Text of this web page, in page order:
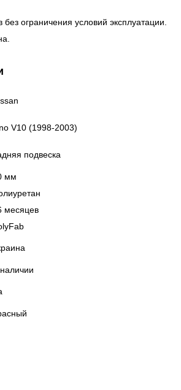
ограничения условий эксплуатации.
V10 (1998-2003)
подвеска
мм
месяцев